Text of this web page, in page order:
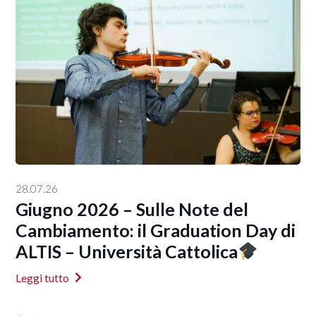
28.07.26
Giugno 2026 – Sulle Note del
Cambiamento: il Graduation Day di
ALTIS – Università Cattolica
Leggi tutto